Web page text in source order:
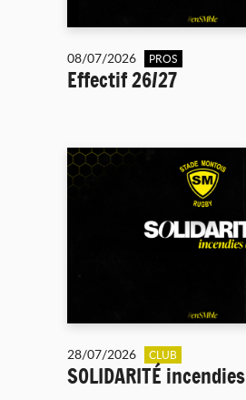
08/07/2026 PROS
Effectif 26/27
28/07/2026 CLUB
SOLIDARITÉ incendies